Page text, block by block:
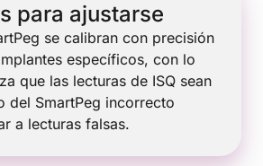
para ajustarse
se calibran con precisión
específicos, con lo
que las lecturas de ISQ sean
del SmartPeg incorrecto
a lecturas falsas.